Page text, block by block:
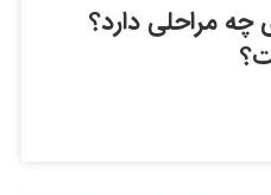
مراحلی دارد؟